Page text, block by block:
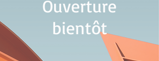
Ouverture
bientôt